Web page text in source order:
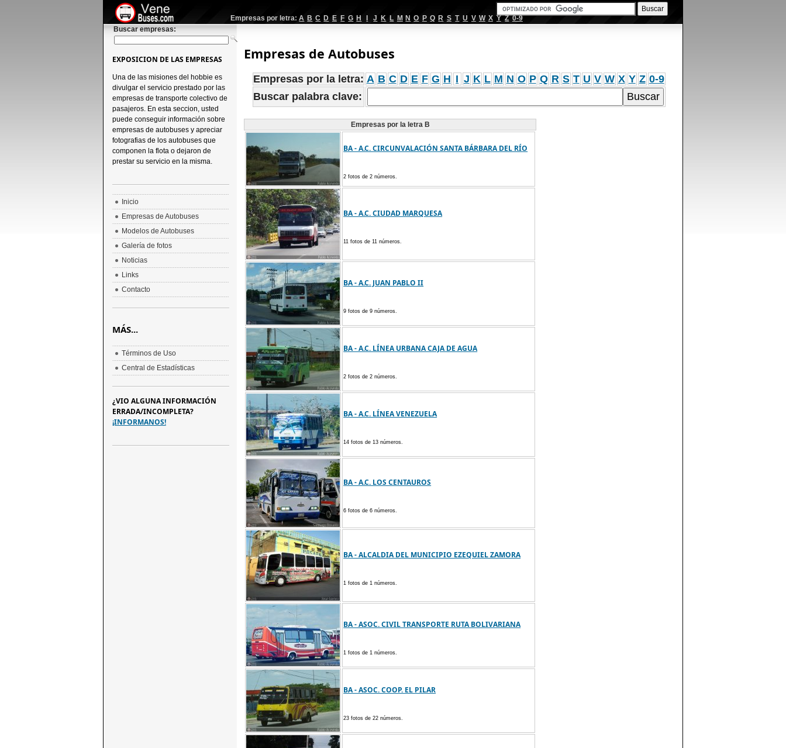
Empresas por letra: A B C D E F G H J K L M N O P Q R S T U V W X Y Z 0-9
Buscar empresas:
Empresas de Autobuses
Empresas por la letra: A B C D E F G H I J K L M N O P Q R S T U V W X Y Z 0-9
Buscar palabra clave:
Empresas por la letra B
BA - A.C. CIRCUNVALACIÓN SANTA BÁRBARA DEL RÍO
2 fotos de 2 números.
BA - A.C. CIUDAD MARQUESA
11 fotos de 11 números.
BA - A.C. JUAN PABLO II
9 fotos de 9 números.
BA - A.C. LÍNEA URBANA CAJA DE AGUA
2 fotos de 2 números.
BA - A.C. LÍNEA VENEZUELA
14 fotos de 13 números.
BA - A.C. LOS CENTAUROS
6 fotos de 6 números.
BA - ALCALDIA DEL MUNICIPIO EZEQUIEL ZAMORA
1 fotos de 1 números.
BA - ASOC. CIVIL TRANSPORTE RUTA BOLIVARIANA
1 fotos de 1 números.
BA - ASOC. COOP. EL PILAR
23 fotos de 22 números.
EXPOSICION DE LAS EMPRESAS
Una de las misiones del hobbie es
divulgar el servicio prestado por las
empresas de transporte colectivo de
pasajeros. En esta seccion, usted
puede conseguir información sobre
empresas de autobuses y apreciar
fotografias de los autobuses que
componen la flota o dejaron de
prestar su servicio en la misma.
Inicio
Empresas de Autobuses
Modelos de Autobuses
Galería de fotos
Noticias
Links
Contacto
MÁS...
Términos de Uso
Central de Estadísticas
¿VIO ALGUNA INFORMACIÓN
ERRADA/INCOMPLETA?
¡INFORMANOS!